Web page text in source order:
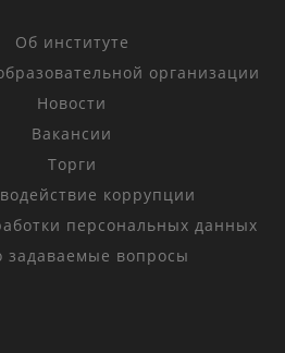
Об институте
организации
Новости
Вакансии
Торги
коррупции
персональных данных
задаваемые вопросы